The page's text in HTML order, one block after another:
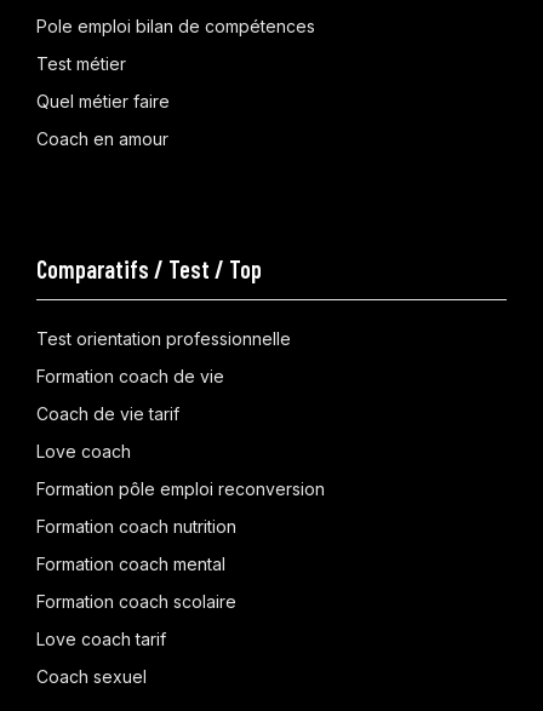
Pole emploi bilan de compétences
Test métier
Quel métier faire
Coach en amour
Comparatifs / Test / Top
Test orientation professionnelle
Formation coach de vie
Coach de vie tarif
Love coach
Formation pôle emploi reconversion
Formation coach nutrition
Formation coach mental
Formation coach scolaire
Love coach tarif
Coach sexuel